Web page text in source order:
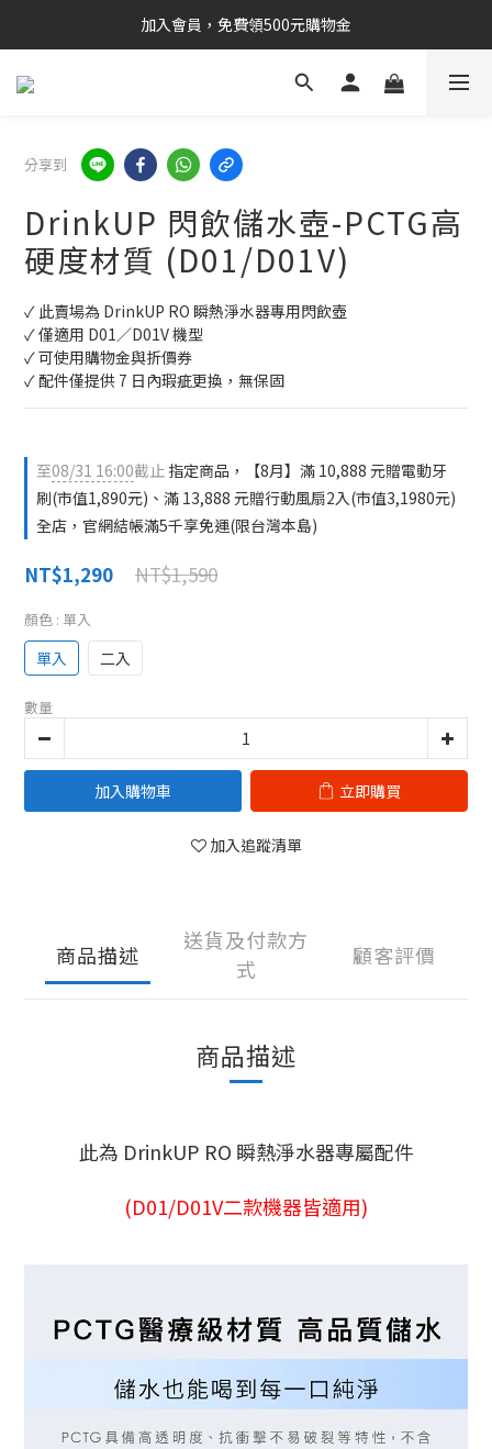
加入會員，免費領500元購物金
分享到
DrinkUP 閃飲儲水壺-PCTG高
硬度材質 (D01/D01V)
✓ 此賣場為 DrinkUP RO 瞬熱淨水器專用閃飲壺
✓ 僅適用 D01／D01V 機型
✓ 可使用購物金與折價券
✓ 配件僅提供 7 日內瑕疵更換，無保固
至08/31 16:00截止 指定商品，【8月】滿 10,888 元贈電動牙
刷(市值1,890元)、滿 13,888 元贈行動風扇2入(市值3,1980元)
全店，官網結帳滿5千享免運(限台灣本島)
NT$1,590
NT$1,290
顏色 : 單入
單入 二入
數量
加入購物車 立即購買
加入追蹤清單
商品描述
送貨及付款方
式
顧客評價
商品描述
此為 DrinkUP RO 瞬熱淨水器專屬配件
(D01/D01V二款機器皆適用)